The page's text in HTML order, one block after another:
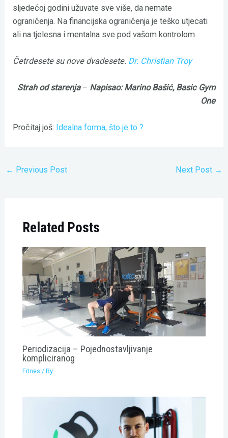
sljedećoj godini užuvate sve više, da nemate
ograničenja. Na financijska ograničenja je teško utjecati
ali na tjelesna i mentalna sve pod vašom kontrolom.
Četrdesete su nove dvadesete. Dr. Christian Troy
Strah od starenja– Napisao: Marino Bašić, Basic Gym
One
Pročitaj još: Idealna forma, što je to ?
← Previous Post Next Post →
Related Posts
Periodizacija – Pojednostavljivanje
kompliciranog
Fitnes / By